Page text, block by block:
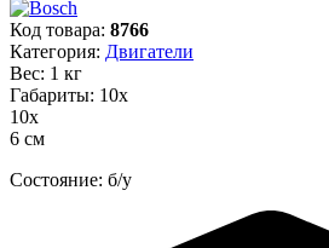
Код товара: 8766
Категория: Двигатели
Вес: 1 кг
Габариты: 10х
10х
6 см
Состояние: б/у